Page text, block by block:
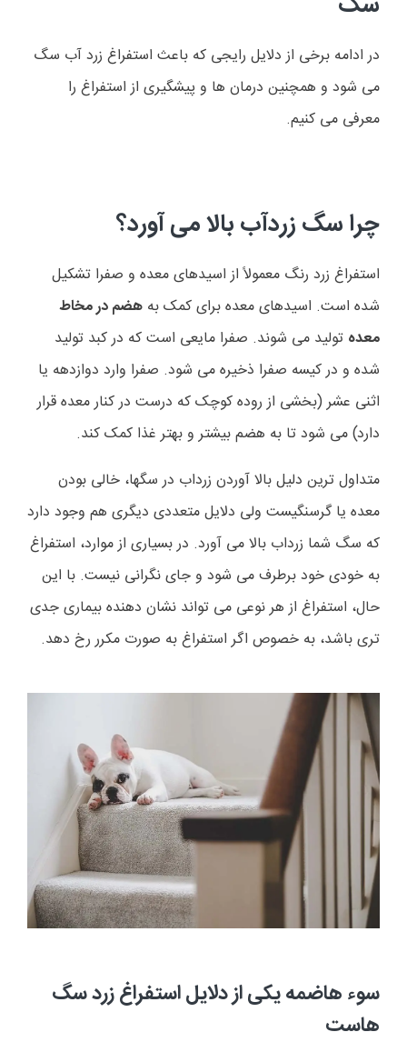
در ادامه برخی از دلایل رایجی که باعث استفراغ زرد آب سگ
می شود و همچنین درمان ها و پیشگیری از استفراغ را
معرفی می کنیم.
چرا سگ زردآب بالا می آورد؟
استفراغ زرد رنگ معمولاً از اسیدهای معده و صفرا تشکیل
شده است. اسیدهای معده برای کمک به هضم در مخاط
معده تولید می شوند. صفرا مایعی است که در کبد تولید
شده و در کیسه صفرا ذخیره می شود. صفرا وارد دوازدهه یا
اثنی عشر (بخشی از روده کوچک که درست در کنار معده قرار
دارد) می شود تا به هضم بیشتر و بهتر غذا کمک کند.
متداول ترین دلیل بالا آوردن زرداب در سگها، خالی بودن
معده یا گرسنگیست ولی دلایل متعددی دیگری هم وجود دارد
که سگ شما زرداب بالا می آورد. در بسیاری از موارد، استفراغ
به خودی خود برطرف می شود و جای نگرانی نیست. با این
حال، استفراغ از هر نوعی می تواند نشان دهنده بیماری جدی
تری باشد، به خصوص اگر استفراغ به صورت مکرر رخ دهد.
سوء هاضمه یکی از دلایل استفراغ زرد سگ
هاست